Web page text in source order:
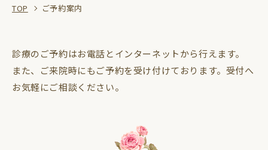
TOP ご予約案内
診療のご予約はお電話とインターネットから行えます。
また、ご来院時にもご予約を受け付けております。受付へ
お気軽にご相談ください。